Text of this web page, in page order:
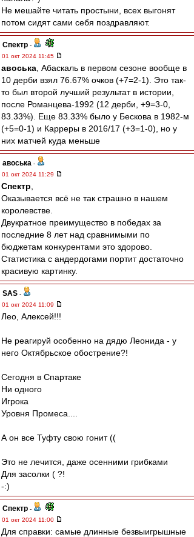
Не мешайте читать простыни, всех выгонят
потом сидят сами себя поздравляют.
Спектр -
01 окт 2024 11:45
авоська , Абаскаль в первом сезоне вообще в
10 дерби взял 76.67% очков (+7=2-1). Это так-
то был второй лучший результат в истории,
после Романцева-1992 (12 дерби, +9=3-0,
83.33%). Еще 83.33% было у Бескова в 1982-м
(+5=0-1) и Карреры в 2016/17 (+3=1-0), но у
них матчей куда меньше
авоська -
01 окт 2024 11:29
Спектр
Оказывается всё не так страшно в нашем
королевстве.
Двукратное преимущество в победах за
последние 8 лет над сравнимыми по
бюджетам конкурентами это здорово.
Статистика с андердогами портит достаточно
красивую картинку.
SAS -
01 окт 2024 11:09
Лео, Алексей!!!
Не реагируй особенно на дядю Леонида - у
него Октябрьское обострение?!
Сегодня в Спартаке
Ни одного
Игрока
Уровня Промеса....
А он все Туфту свою гонит ((
Это не лечится, даже осенними грибками
Для засолки ( ?!
-:)
Спектр -
01 окт 2024 11:00
Для справки: самые длинные безвыигрышные